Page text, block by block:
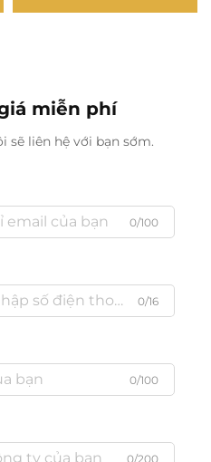
miễn phí
sẽ liên hệ với bạn sớm.
0/100
0/16
0/100
0/200